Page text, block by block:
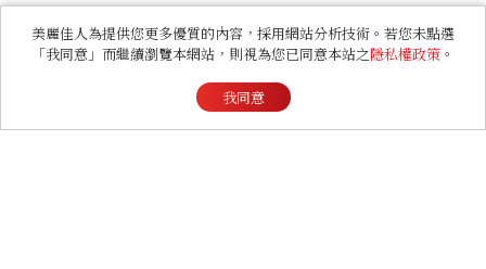
美麗佳人為提供您更多優質的內容，採用網站分析技術。若您未點選
「我同意」而繼續瀏覽本網站，則視為您已同意本站之隱私權政策 。
我同意